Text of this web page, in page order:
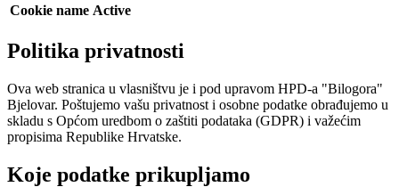
Cookie name Active
Politika privatnosti
Ova web stranica u vlasništvu je i pod upravom HPD-a "Bilogora"
Bjelovar. Poštujemo vašu privatnost i osobne podatke obrađujemo u
skladu s Općom uredbom o zaštiti podataka (GDPR) i važećim
propisima Republike Hrvatske.
Koje podatke prikupljamo